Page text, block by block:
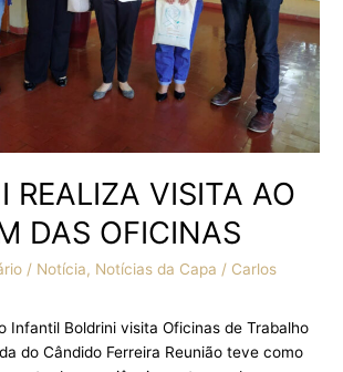
REALIZA VISITA AO
DAS OFICINAS
/ Notícia, Notícias da Capa / Carlos
Infantil Boldrini visita Oficinas de Trabalho
do Cândido Ferreira Reunião teve como